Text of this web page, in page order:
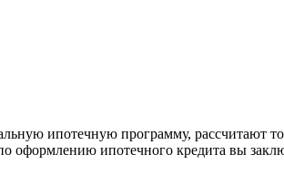
ипотечную программу, рассчитают
оформлению ипотечного кредита вы